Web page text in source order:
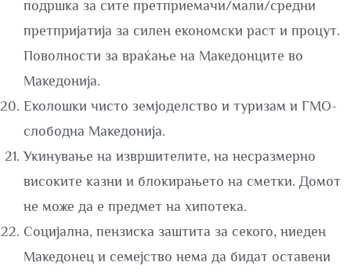
подршка за сите претприемачи/мали/средни
претпријатија за силен економски раст и процут.
Поволности за враќање на Македонците во
Македонија.
Еколошки чисто земјоделство и туризам и ГМО-
слободна Македонија.
Укинување на извршителите, на несразмерно
високите казни и блокирањето на сметки. Домот
не може да е предмет на хипотека.
Социјална, пензиска заштита за секого, ниеден
Македонец и семејство нема да бидат оставени